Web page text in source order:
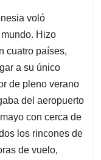
voló
Hizo
cuatro países,
a su único
de pleno verano
del aeropuerto
con cerca de
los rincones de
de vuelo,